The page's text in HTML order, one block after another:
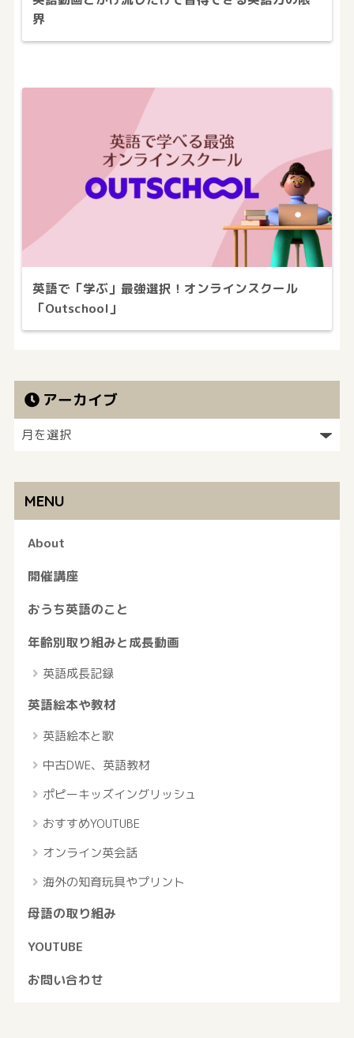
界
英語で「学ぶ」最強選択！オンラインスクール
「Outschool」
アーカイブ
MENU
About
開催講座
おうち英語のこと
年齢別取り組みと成長動画
英語成長記録
英語絵本や教材
英語絵本と歌
中古DWE、英語教材
ポピーキッズイングリッシュ
おすすめYOUTUBE
オンライン英会話
海外の知育玩具やプリント
母語の取り組み
YOUTUBE
お問い合わせ